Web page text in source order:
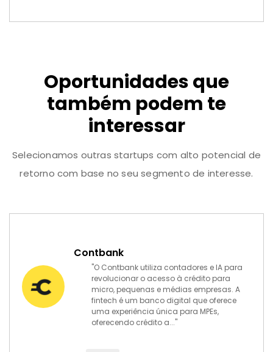
Oportunidades que
também podem te
interessar
Selecionamos outras startups com alto potencial de
retorno com base no seu segmento de interesse.
Contbank
"O Contbank utiliza contadores e IA para
revolucionar o acesso à crédito para
micro, pequenas e médias empresas. A
fintech é um banco digital que oferece
uma experiência única para MPEs,
oferecendo crédito a..."